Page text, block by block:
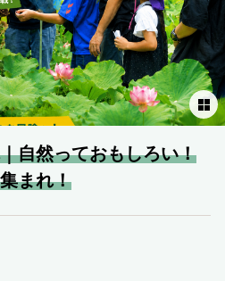
自然っておもしろい！
まれ！